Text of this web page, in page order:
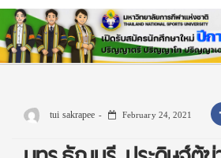
tui sakrapee February 24, 2021